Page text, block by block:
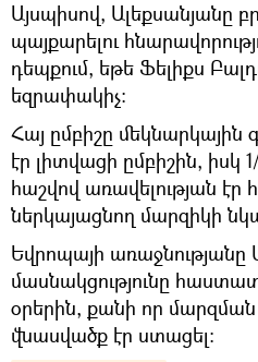
Այսպիսով, Ալեքսանյանը
պայքարելու
դեպքում, եթե Ֆելիքս
եզրափակիչ:
Հայ ըմբիշը մեկնարկային
էր լիտվացի ըմբիշին, իսկ
հաշվով առավելության էր
ներկայացնող մարզիկի
Եվրոպայի առաջնությանը
մասնակցությունը
օրերին, քանի որ
վնասվածք էր ստացել: